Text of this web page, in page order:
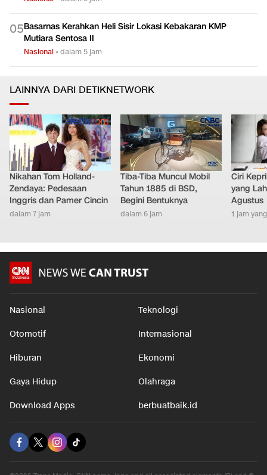
05Basarnas Kerahkan Heli Sisir Lokasi Kebakaran KMP
Mutiara Sentosa II
Nasional •dalam 5 jam
LAINNYA DARI DETIKNETWORK
Nikahan Tom Holland-
Zendaya: Pedesaan
Inggris dan Pamer Cincin
dalam 7 jam
Tiba-Tiba Muncul Mobil
Tahun 1885 di BSD,
Begini Bentuknya
dalam 6 jam
Ciri
yang
Agustus
1 jam
Nasional Teknologi
Otomotif Internasional
Hiburan Ekonomi
Gaya Hidup Olahraga
Download Apps berbuatbaik.id